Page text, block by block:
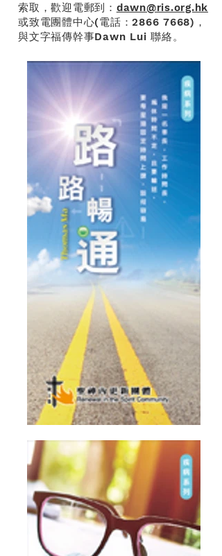
索取，歡迎電郵到： dawn@ris.org.hk
或致電團體中心(電話：2866 7668)，
與文字福傳幹事Dawn Lui 聯絡。